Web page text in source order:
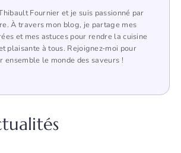
Fournier et je suis passionné par
À travers mon blog, je partage mes
et mes astuces pour rendre la cuisine
plaisante à tous. Rejoignez-moi pour
ensemble le monde des saveurs !